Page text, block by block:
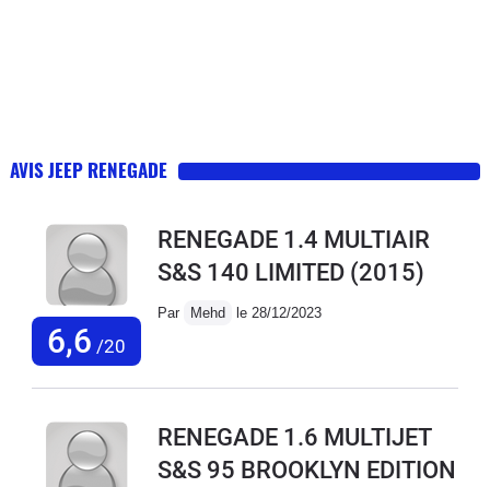
AVIS JEEP RENEGADE
6,6 /20
RENEGADE 1.4 MULTIAIR
S&S 140 LIMITED (2015)
Par Mehd le 28/12/2023
RENEGADE 1.6 MULTIJET
S&S 95 BROOKLYN EDITION